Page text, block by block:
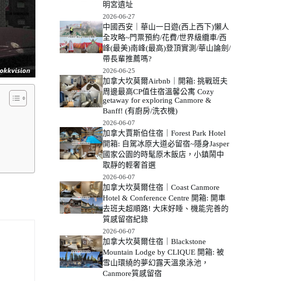
明宮遺址
2026-06-27
中國西安｜華山一日遊(西上西下)懶人
全攻略~門票預約/花費/世界級纜車/西
峰(最美)南峰(最高)登頂實測/華山論劍/
帶長輩推薦嗎?
2026-06-25
加拿大坎莫爾Airbnb｜開箱: 挑戰班夫
周邊最高CP值住宿溫馨公寓 Cozy
getaway for exploring Canmore &
Banff! (有廚房/洗衣機)
2026-06-07
加拿大賈斯伯住宿｜Forest Park Hotel
開箱: 自駕冰原大道必留宿~隱身Jasper
國家公園的時髦原木飯店，小鎮鬧中
取靜的輕奢首選
2026-06-07
加拿大坎莫爾住宿｜Coast Canmore
Hotel & Conference Centre 開箱: 開車
去班夫超順路! 大床好睡、機能完善的
質感留宿紀錄
2026-06-07
加拿大坎莫爾住宿｜Blackstone
Mountain Lodge by CLIQUE 開箱: 被
雪山環繞的夢幻露天溫泉泳池，
Canmore質感留宿